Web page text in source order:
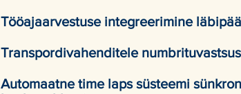
Tööajaarvestuse integreerimine
Transpordivahenditele
Automaatne time laps süsteemi